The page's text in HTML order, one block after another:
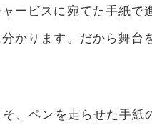
ービスに宛てた手紙
かります。だから舞
、ペンを走らせた手